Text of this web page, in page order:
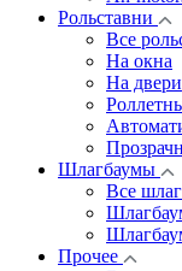
Рольставни
Все
На окна
На двери
Шлагбаумы
Все
Прочее